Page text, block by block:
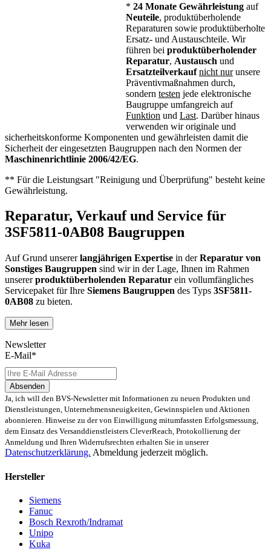
* 24 Monate Gewährleistung auf
Neuteile, produktüberholende
Reparaturen sowie produktüberholte
Ersatz- und Austauschteile. Wir
führen bei produktüberholender
Reparatur, Austausch und
Ersatzteilverkauf nicht nurunsere
Präventivmaßnahmen durch,
sondern testen jede elektronische
Baugruppe umfangreich auf
Funktion und Last. Darüber hinaus
verwenden wir originale und
sicherheitskonforme Komponenten und gewährleisten damit die
Sicherheit der eingesetzten Baugruppen nach den Normen der
Maschinenrichtlinie 2006/42/EG.
** Für die Leistungsart "Reinigung und Überprüfung" besteht keine
Gewährleistung.
Reparatur, Verkauf und Service für
3SF5811-0AB08 Baugruppen
Auf Grund unsererlangjährigen Expertise in derReparatur von
Sonstiges Baugruppen sind wir in der Lage, Ihnen im Rahmen
unsererproduktüberholenden Reparatur ein vollumfängliches
Servicepaket für Ihre Siemens Baugruppen des Typs 3SF5811-
0AB08 zu bieten.
Dies unterscheidet unsere
konventionellen Reparaturen:
oder einem höheren Verschleiß unterliegen
Anlehnung unserer Reparatur an die EG-
Maschinenrichtlinie 2006/42/EG
Austausch aller Komponenten, die als Schwachstellen
identifiziert werden und somit ein Sicherheitsrisiko für die
Maschine und deren Betreiber darstellen
Ausschließliche Verwendung der vom Hersteller oder
Gesetzgeber neuen & zugelassenen Komponenten
Funktions- und Lasttests
Lage, die Reparatur Ihrer
zertifizierten Reparaturprozess
priorisieren.
Verkauf von Ersatz- und Austauschteilen
Mehr lesen
Newsletter
E-Mail*
Absenden
Ja, ich will den BVS-Newsletter mit Informationen zu neuen Produkten und
Dienstleistungen, Unternehmensneuigkeiten, Gewinnspielen und Aktionen
abonnieren. Hinweise zu der von Einwilligung mitumfassten Erfolgsmessung,
dem Einsatz des Versanddienstleisters CleverReach, Protokollierung der
Anmeldung und Ihren Widerrufsrechten erhalten Sie in unserer
Datenschutzerklärung. Abmeldung jederzeit möglich.
Hersteller
Siemens
Fanuc
Bosch Rexroth/Indramat
Unipo
Kuka